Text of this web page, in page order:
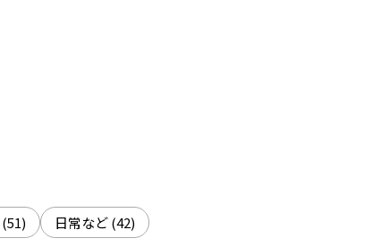
(51) 日常など(42)